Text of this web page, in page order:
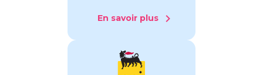
En savoir plus